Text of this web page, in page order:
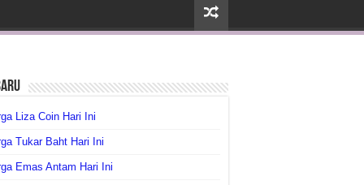
Liza Coin Hari Ini
Tukar Baht Hari Ini
Emas Antam Hari Ini